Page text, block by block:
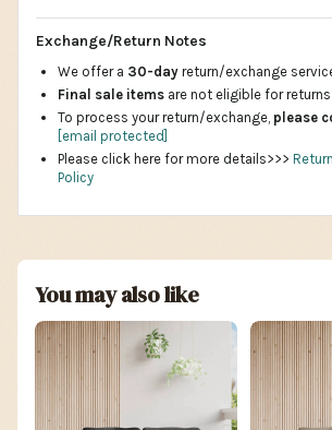
Exchange/Return Notes
We offer a 30-day return/exchange
Final sale items are not eligible for
To process your return/exchange, please
[email protected]
Please click here for more details>>>
Policy
You may also like